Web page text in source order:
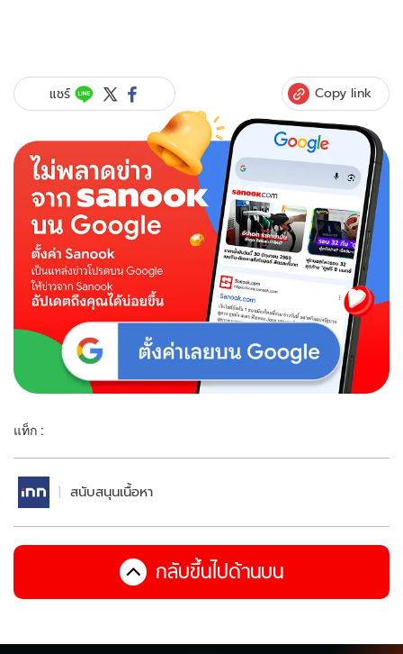
แชร์ Copy link
แท็ก :
สนับสนุนเนื้อหา
กลับขึ้นไปด้านบน